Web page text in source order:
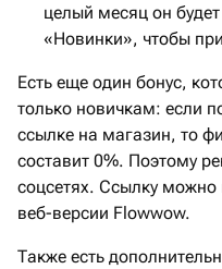
целый месяц он
«Новинки», чтобы
Есть еще один бонус,
только новичкам: если
ссылке на магазин, то
составит 0%. Поэтому
соцсетях. Ссылку можно
веб-версии Flowwow.
Также есть